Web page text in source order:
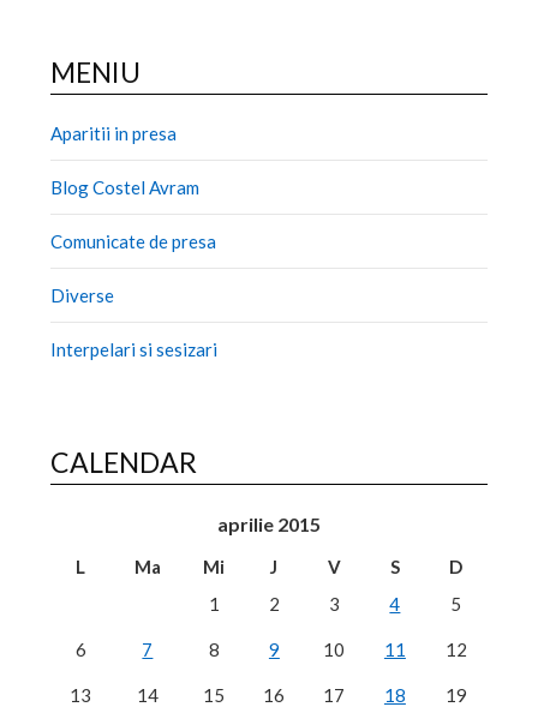
MENIU
Aparitii in presa
Blog Costel Avram
Comunicate de presa
Diverse
Interpelari si sesizari
CALENDAR
aprilie 2015
L Ma Mi J V S
D
1
2 3 4 5
6 7 8 9 10 11 12
13 14 15 16 17 18 19